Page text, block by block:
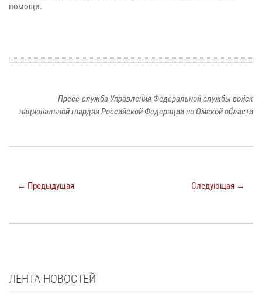
помощи.
Пресс-служба Управления Федеральной службы войск
национальной гвардии Российской Федерации по Омской области
← Предыдущая Следующая →
ЛЕНТА НОВОСТЕЙ